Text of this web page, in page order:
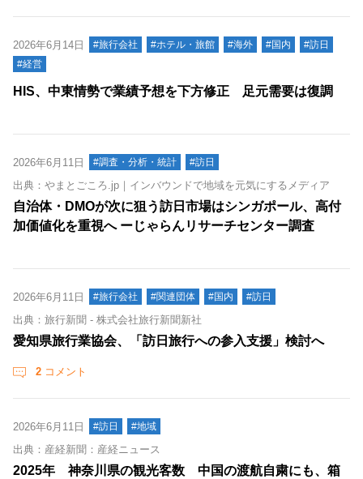
2026年6月14日 #旅行会社 #ホテル・旅館 #海外 #国内
#訪日
#経営
HIS、中東情勢で業績予想を下方修正 足元需要は復調
2026年6月11日 #調査・分析・統計 #訪日
出典：やまとごころ.jp｜インバウンドで地域を元気にするメディア
自治体・DMOが次に狙う訪日市場はシンガポール、高付
加価値化を重視へ ーじゃらんリサーチセンター調査
2026年6月11日 #旅行会社 #関連団体 #国内 #訪日
出典：旅行新聞 - 株式会社旅行新聞新社
愛知県旅行業協会、「訪日旅行への参入支援」検討へ
2 コメント
2026年6月11日 #訪日 #地域
出典：産経新聞：産経ニュース
2025年 神奈川県の観光客数 中国の渡航自粛にも、箱